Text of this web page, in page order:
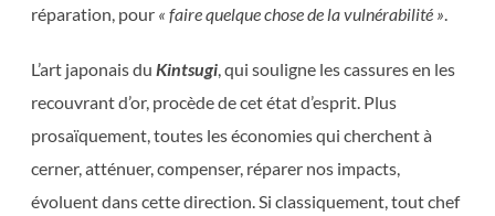
réparation, pour « faire quelque chose de la vulnérabilité ».
L’art japonais du Kintsugi, qui souligne les cassures en les
recouvrant d’or, procède de cet état d’esprit. Plus
prosaïquement, toutes les économies qui cherchent à
cerner, atténuer, compenser, réparer nos impacts,
évoluent dans cette direction. Si classiquement, tout chef